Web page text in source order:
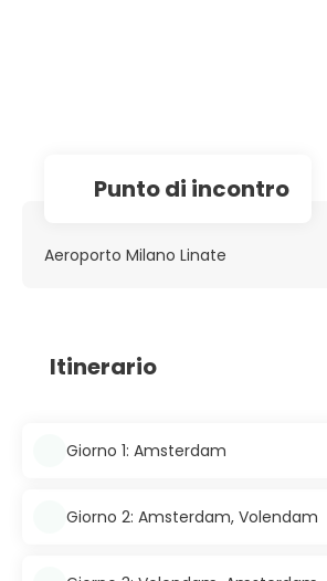
Punto di incontro
Aeroporto Milano Linate
Itinerario
Giorno 1: Amsterdam
Giorno 2: Amsterdam, Volendam